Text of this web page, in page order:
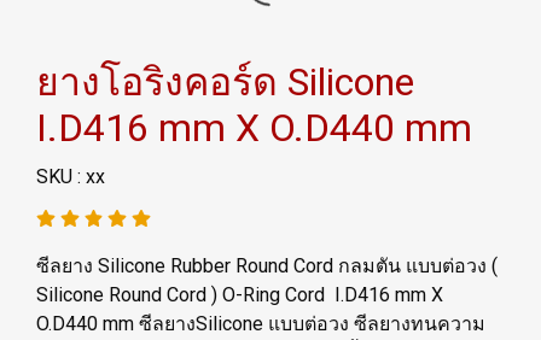
ยางโอริงคอร์ด Silicone
I.D416 mm X O.D440 mm
SKU : xx
ซีลยาง Silicone Rubber Round Cord กลมตัน แบบต่อวง (
Silicone Round Cord ) O-Ring Cord I.D416 mm X
O.D440 mm ซีลยางSilicone แบบต่อวง ซีลยางทนความ